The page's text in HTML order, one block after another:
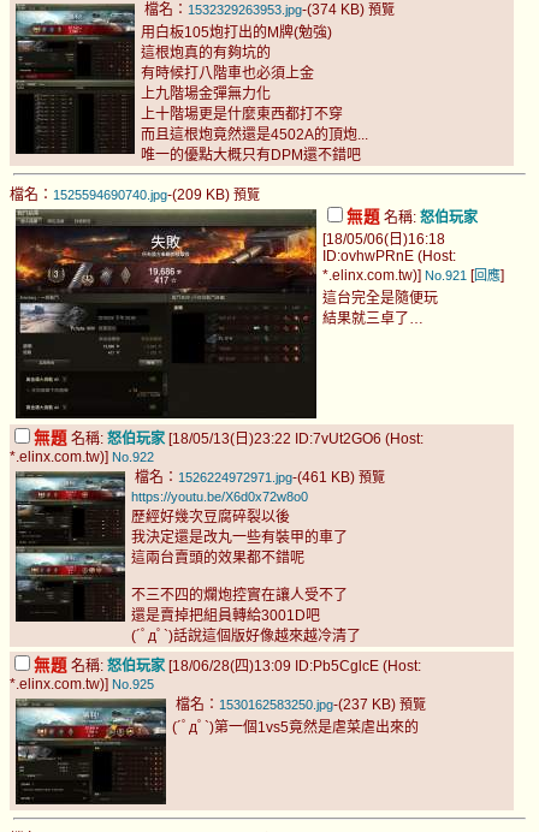
檔名： 1532329263953.jpg-(374 KB) 預覽
用白板105炮打出的M牌(勉強)
這根炮真的有夠坑的
有時候打八階車也必須上金
上九階場金彈無力化
上十階場更是什麼東西都打不穿
而且這根炮竟然還是4502A的頂炮...
唯一的優點大概只有DPM還不錯吧
檔名： 1525594690740.jpg-(209 KB) 預覽
無題 名稱: 怒伯玩家
[18/05/06(日)16:18
ID:ovhwPRnE (Host:
*.elinx.com.tw)] No.921 [回應]
這台完全是隨便玩
結果就三卓了…
無題 名稱: 怒伯玩家 [18/05/13(日)23:22 ID:7vUt2GO6 (Host:
*.elinx.com.tw)] No.922
檔名： 1526224972971.jpg-(461 KB) 預覽
https://youtu.be/X6d0x72w8o0
歷經好幾次豆腐碎裂以後
我決定還是改丸一些有裝甲的車了
這兩台賣頭的效果都不錯呢
不三不四的爛炮控實在讓人受不了
還是賣掉把組員轉給3001D吧
(´ﾟдﾟ`)話說這個版好像越來越冷清了
無題 名稱: 怒伯玩家 [18/06/28(四)13:09 ID:Pb5CglcE (Host:
*.elinx.com.tw)] No.925
檔名： 1530162583250.jpg-(237 KB) 預覽
(´ﾟдﾟ`)第一個1vs5竟然是虐菜虐出來的